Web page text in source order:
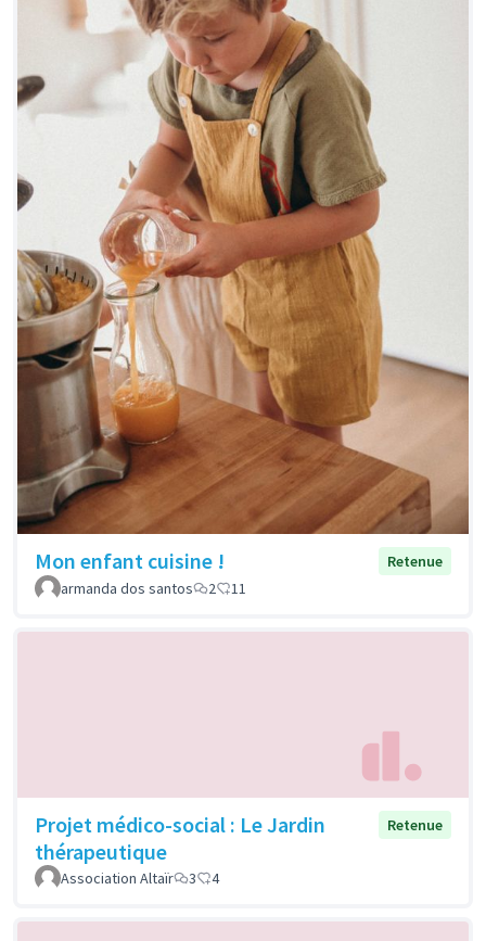
Mon enfant cuisine !
Retenue
armanda dos santos
2 11
Projet médico-social : Le Jardin
thérapeutique
Retenue
Association Altaïr 3 4